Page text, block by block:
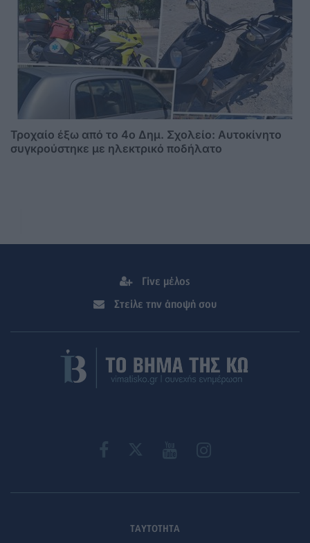
Τροχαίο έξω από το 4ο Δημ. Σχολείο: Αυτοκίνητο
συγκρούστηκε με ηλεκτρικό ποδήλατο
Γίνε μέλος
Στείλε την άποψή σου
ΤΑΥΤΟΤΗΤΑ